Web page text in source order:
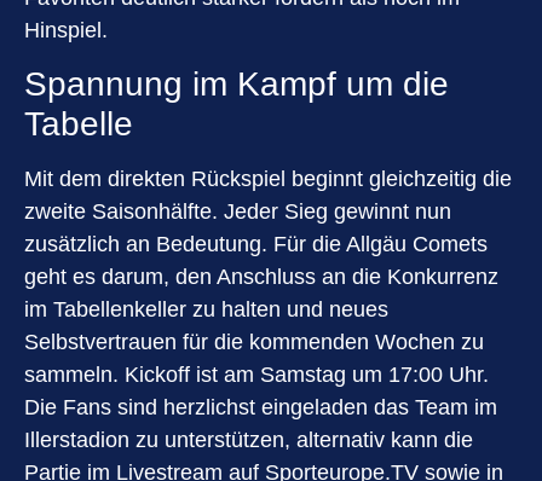
Hinspiel.
Spannung im Kampf um die
Tabelle
Mit dem direkten Rückspiel beginnt gleichzeitig die
zweite Saisonhälfte. Jeder Sieg gewinnt nun
zusätzlich an Bedeutung. Für die Allgäu Comets
geht es darum, den Anschluss an die Konkurrenz
im Tabellenkeller zu halten und neues
Selbstvertrauen für die kommenden Wochen zu
sammeln. Kickoff ist am Samstag um 17:00 Uhr.
Die Fans sind herzlichst eingeladen das Team im
Illerstadion zu unterstützen, alternativ kann die
Partie im Livestream auf Sporteurope.TV sowie in